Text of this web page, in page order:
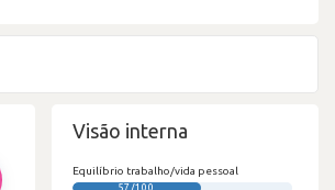
Visão interna
Equilíbrio trabalho/vida pessoal
57/100